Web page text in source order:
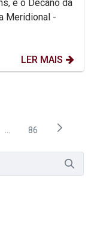
e o Decano da
Meridional -
LER MAIS
ABA para navegar.
...PáginasPágina
86